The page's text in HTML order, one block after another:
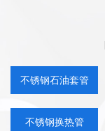
不锈钢石油套管
不锈钢换热管